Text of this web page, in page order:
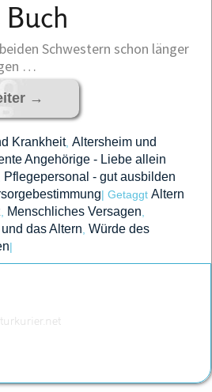
Schwestern schon länger
…
→
Krankheit, Altersheim und
Angehörige - Liebe allein
Pflegepersonal - gut ausbilden
| Getaggt Altern
Menschliches Versagen
das Altern Würde des
|